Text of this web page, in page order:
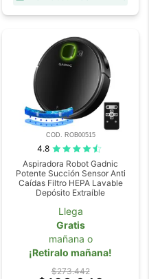
COD. ROB00515
4.8
Aspiradora Robot Gadnic
Potente Succión Sensor Anti
Caídas Filtro HEPA Lavable
Depósito Extraíble
Llega
Gratis
mañana o
¡Retiralo mañana!
$273.442